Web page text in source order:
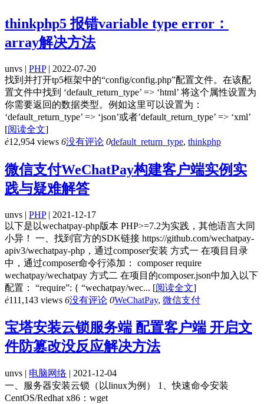
thinkphp5 报错variable type error：
array解决方法
unvs | PHP| 2022-07-20
找到并打开tp5框架中的“config/config.php”配置文件。在该配
置文件中找到 ‘default_return_type’ => ‘html’ 将这个属性设置为
你需要返回的数据类型。例如这里可以设置为：
‘default_return_type’ => ‘json’或者’default_return_type’ => ‘xml’
[阅读全文]
ė12,954 views 6没有评论 0default_return_type, thinkphp
微信支付WeChatPay构建客户端实例实
践与疑难解答
unvs | PHP| 2021-12-17
以下是以wechatpay-php版本 PHP>=7.2为实践，其他语言大同
小异！ 一、找到官方的SDK链接 https://github.com/wechatpay-
apiv3/wechatpay-php，通过composer安装 方式一 在项目目录
中，通过composer命令行添加： composer require
wechatpay/wechatpay 方式二 在项目的composer.json中加入以下
配置： “require”: { “wechatpay/wec... [阅读全文]
ė111,143 views 6没有评论 0WeChatPay, 微信支付
宝塔安装云锁服务端 配置客户端 开启文
件防篡改没反应解决方法
unvs | 电脑网络 | 2021-12-04
一、服务器安装云锁（以linux为例） 1、快速命令安装
CentOS/Redhat x86：wget